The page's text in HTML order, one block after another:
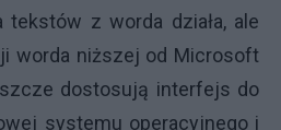
tekstów z worda działa, ale
worda niższej od Microsoft
dostosują interfejs do
systemu operacyjnego i